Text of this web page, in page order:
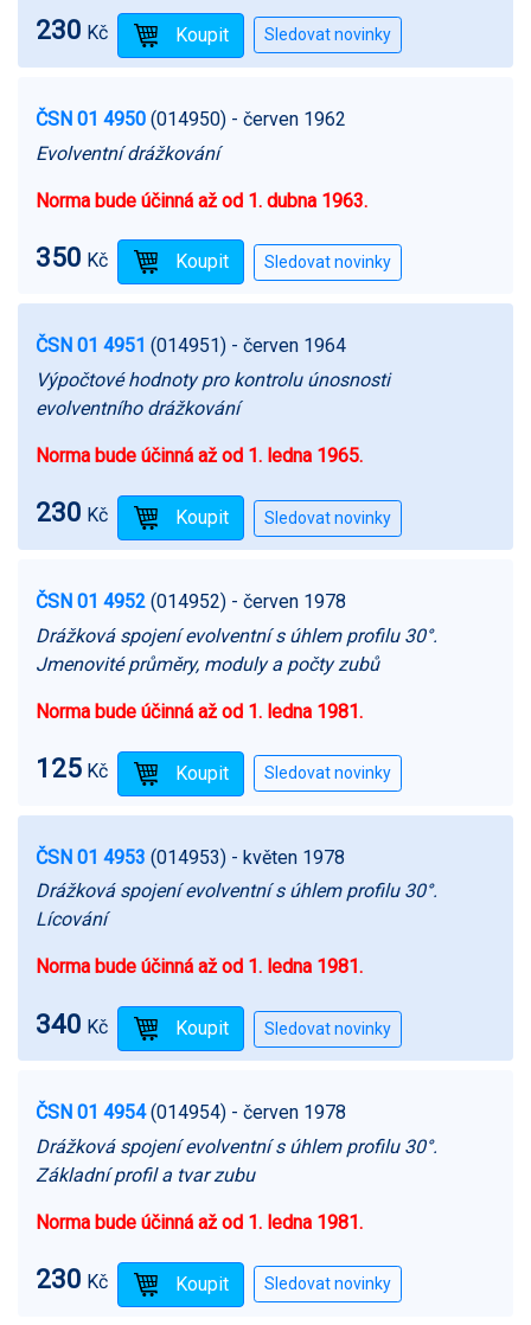
230 Kč
ČSN 01 4950 (014950) - červen 1962
Evolventní drážkování
Norma bude účinná až od 1. dubna 1963.
350 Kč
ČSN 01 4951 (014951) - červen 1964
Výpočtové hodnoty pro kontrolu únosnosti
evolventního drážkování
Norma bude účinná až od 1. ledna 1965.
230 Kč
ČSN 01 4952 (014952) - červen 1978
Drážková spojení evolventní s úhlem profilu 30°.
Jmenovité průměry, moduly a počty zubů
Norma bude účinná až od 1. ledna 1981.
125 Kč
ČSN 01 4953 (014953) - květen 1978
Drážková spojení evolventní s úhlem profilu 30°.
Lícování
Norma bude účinná až od 1. ledna 1981.
340 Kč
ČSN 01 4954(014954) - červen 1978
Drážková spojení evolventní s úhlem profilu 30°.
Základní profil a tvar zubu
Norma bude účinná až od 1. ledna 1981.
230 Kč